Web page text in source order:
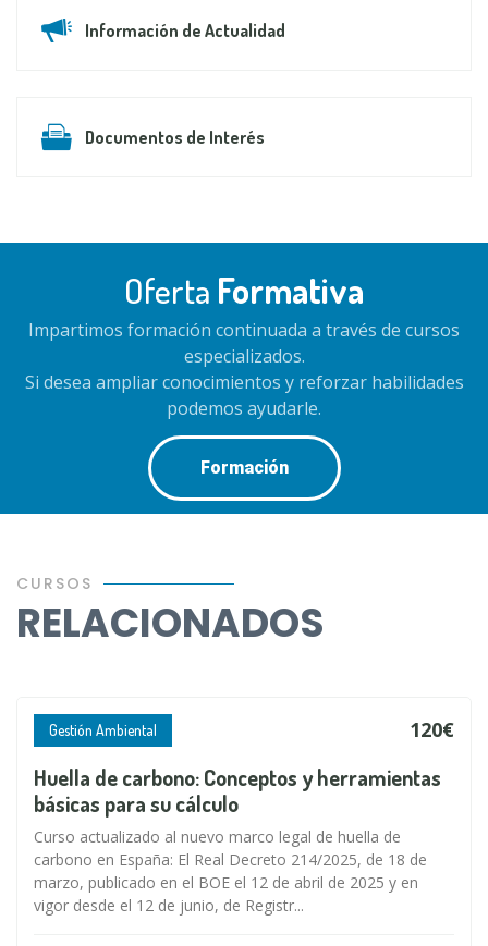
Información de Actualidad
Documentos de Interés
Oferta Formativa
Impartimos formación continuada a través de cursos
especializados.
Si desea ampliar conocimientos y reforzar habilidades
podemos ayudarle.
Formación
CURSOS
RELACIONADOS
Gestión Ambiental 120€
Huella de carbono: Conceptos y herramientas
básicas para su cálculo
Curso actualizado al nuevo marco legal de huella de
carbono en España: El Real Decreto 214/2025, de 18 de
marzo, publicado en el BOE el 12 de abril de 2025 y en
vigor desde el 12 de junio, de Registr...